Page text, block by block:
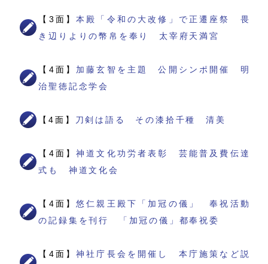
【3面】本殿「令和の大改修」で正遷座祭 畏
き辺りよりの幣帛を奉り 太宰府天満宮
【4面】 加藤玄智を主題 公開シンポ開催 明
治聖徳記念学会
【4面】 刀剣は語る その漆拾千種 清美
【4面】神道文化功労者表彰 芸能普及費伝達
式も 神道文化会
【4面】悠仁親王殿下「加冠の儀」 奉祝活動
の記録集を刊行 「加冠の儀」都奉祝委
【4面】神社庁長会を開催し 本庁施策など説